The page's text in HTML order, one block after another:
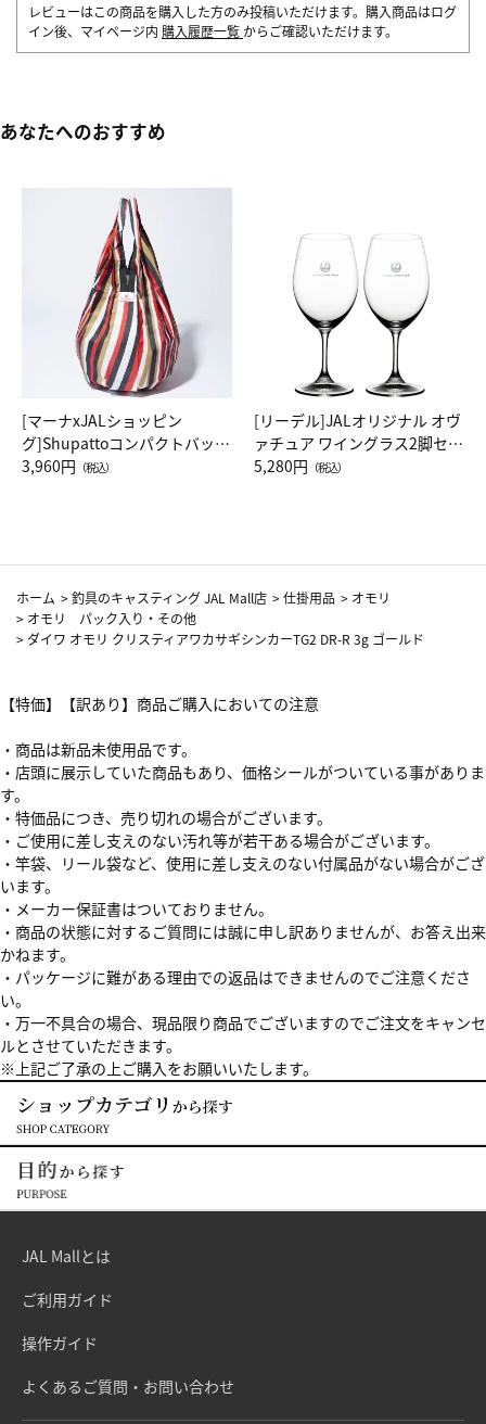
レビューはこの商品を購入した方のみ投稿いただけます。購入商品はログ
イン後、マイページ内 購入履歴一覧 からご確認いただけます。
あなたへのおすすめ
[マーナxJALショッピン
グ]Shupattoコンパクトバッグ
Drop JAL客室乗務員（LC）ス
3,960円 （税込）
[リーデル]JALオリジナル オヴ
ァチュア ワイングラス2脚セッ
ト（レッドワイン）
5,280円 （税込）
ホーム >釣具のキャスティング JAL Mall店 >仕掛用品 > オモリ
> オモリ パック入り・その他
> ダイワ オモリ クリスティアワカサギシンカーTG2 DR-R 3g ゴールド
【特価】【訳あり】商品ご購入においての注意
・商品は新品未使用品です。
・店頭に展示していた商品もあり、価格シールがついている事がありま
す。
・特価品につき、売り切れの場合がございます。
・ご使用に差し支えのない汚れ等が若干ある場合がございます。
・竿袋、リール袋など、使用に差し支えのない付属品がない場合がござ
います。
・メーカー保証書はついておりません。
・商品の状態に対するご質問には誠に申し訳ありませんが、お答え出来
かねます。
・パッケージに難がある理由での返品はできませんのでご注意くださ
い。
・万一不具合の場合、現品限り商品でございますのでご注文をキャンセ
ルとさせていただきます。
※上記ご了承の上ご購入をお願いいたします。
JAL Mallとは
ご利用ガイド
操作ガイド
よくあるご質問・お問い合わせ